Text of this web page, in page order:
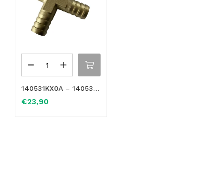
140531KX0A – 140533RU0A Raccordo Connettore a tre vie acqua per Nissan Juke NV200 2016-2018 in OTTONE
€23,90